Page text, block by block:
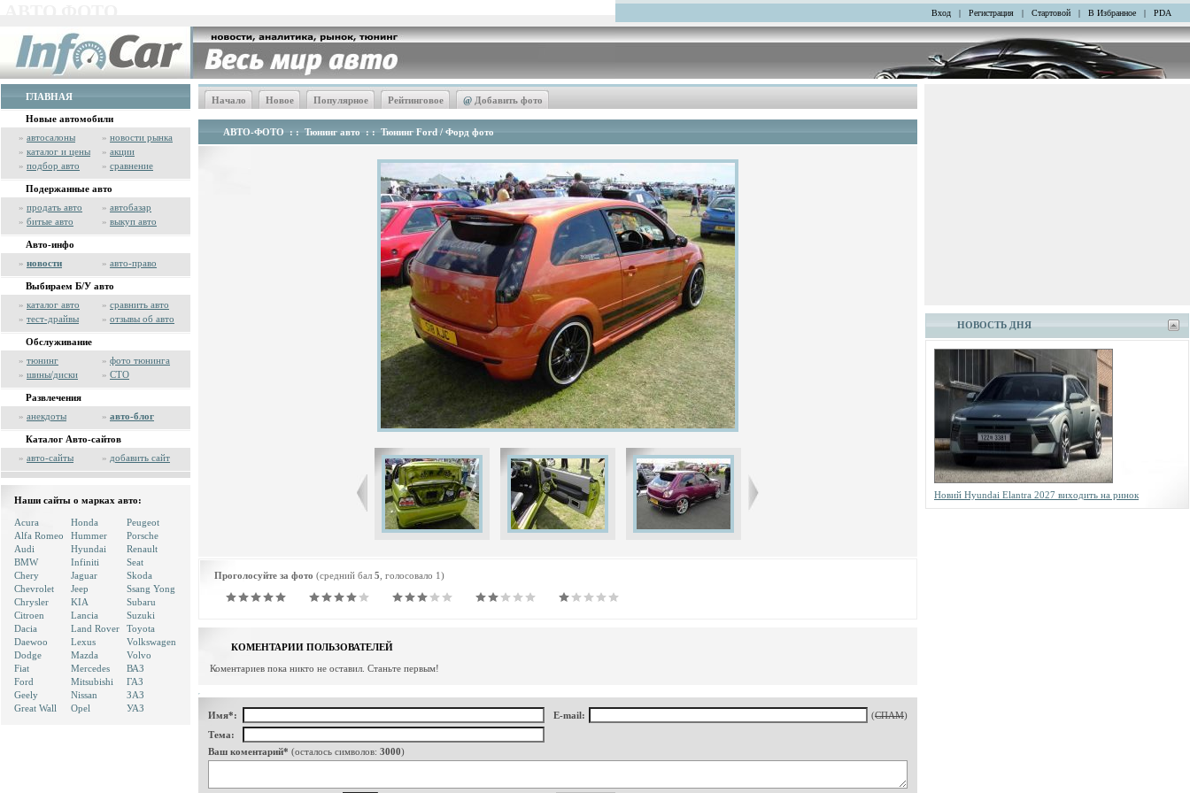
Вход | Регистрация | Стартовой | В Избранное | PDA
ГЛАВНАЯ
Новые автомобили
» автосалоны » новости рынка
» каталог и цены » акции
» подбор авто » сравнение
Подержанные авто
» продать авто » автобазар
» битые авто » выкуп авто
Авто-инфо
» новости » авто-право
Выбираем Б/У авто
» каталог авто » сравнить авто
» тест-драйвы » отзывы об авто
Обслуживание
» тюнинг » фото тюнинга
» шины/диски » СТО
Развлечения
» анекдоты » авто-блог
Каталог Авто-сайтов
» авто-сайты » добавить сайт
Наши сайты о марках авто:
Acura
Alfa Romeo
Audi
BMW
Chery
Chevrolet
Chrysler
Citroen
Dacia
Daewoo
Dodge
Fiat
Ford
Geely
Great Wall
Honda
Hummer
Hyundai
Infiniti
Jaguar
Jeep
KIA
Lancia
Land Rover
Lexus
Mazda
Mercedes
Mitsubishi
Nissan
Opel
Peugeot
Porsche
Renault
Seat
Skoda
Ssang Yong
Subaru
Suzuki
Toyota
Volkswagen
Volvo
ВАЗ
ГАЗ
ЗАЗ
УАЗ
Начало Новое Популярное Рейтинговое @ Добавить фото
АВТО-ФОТО : : Тюнинг авто : : Тюнинг Ford / Форд фото
Проголосуйте за фото (средний бал 5 , голосовало 1)
КОМЕНТАРИИ ПОЛЬЗОВАТЕЛЕЙ
Коментариев пока никто не оставил. Станьте первым!
Имя*: E-mail: (СПАМ)
Тема:
Ваш коментарий* (осталось символов: 3000)
НОВОСТЬ ДНЯ
Новий Hyundai Elantra 2027 виходить на ринок